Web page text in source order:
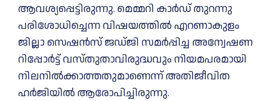
ആവശ്യപ്പെട്ടിരുന്നു. മെമ്മറി കാർഡ് തുറന്നു
പരിശോധിച്ചെന്ന വിഷയത്തിൽ എറണാകുളം
ജില്ലാ സെഷൻസ് ജഡ്ജി സമർപ്പിച്ച അന്വേഷണ
റിപ്പോർട്ട് വസ്തുതാവിരുദ്ധവും നിയമപരമായി
നിലനിൽക്കാത്തതുമാണെന്ന് അതിജീവിത
ഹര്‍ജിയിൽ ആരോപിച്ചിരുന്നു.